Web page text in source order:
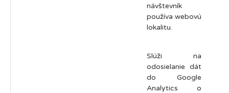
návštevník
používa webovú
lokalitu.
Slúži na
odosielanie dát
do Google
Analytics o